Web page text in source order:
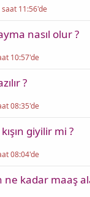
saat 11:56'de
nasıl olur ?
10:57'de
?
08:35'de
giyilir mi ?
08:04'de
kadar maaş